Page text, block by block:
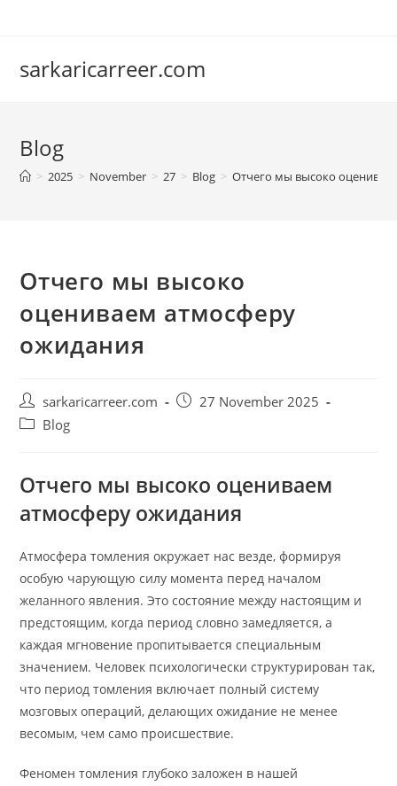
sarkaricarreer.com
Blog
> 2025 > November > 27 > Blog > Отчего мы высоко
Отчего мы высоко
оцениваем атмосферу
ожидания
Post
author:
sarkaricarreer.com
Post27 November 2025
PostBlog
Отчего мы высоко оцениваем
атмосферу ожидания
Атмосфера томления окружает нас везде, формируя
особую чарующую силу момента перед началом
желанного явления. Это состояние между настоящим и
предстоящим, когда период словно замедляется, а
каждая мгновение пропитывается специальным
значением. Человек психологически структурирован так,
что период томления включает полный систему
мозговых операций, делающих ожидание не менее
весомым, чем само происшествие.
Феномен томления глубоко заложен в нашей